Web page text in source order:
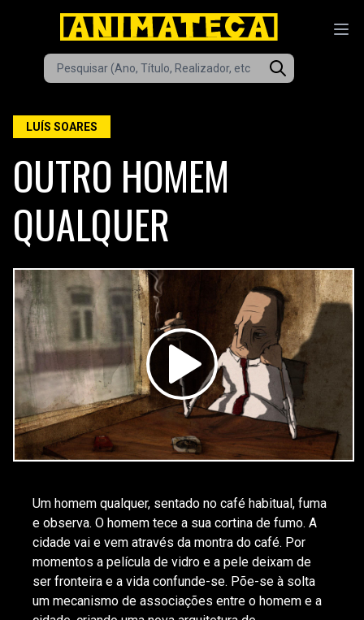
LUÍS SOARES
OUTRO HOMEM
QUALQUER
Um homem qualquer, sentado no café habitual, fuma
e observa. O homem tece a sua cortina de fumo. A
cidade vai e vem através da montra do café. Por
momentos a película de vidro e a pele deixam de
ser fronteira e a vida confunde-se. Põe-se à solta
um mecanismo de associações entre o homem e a